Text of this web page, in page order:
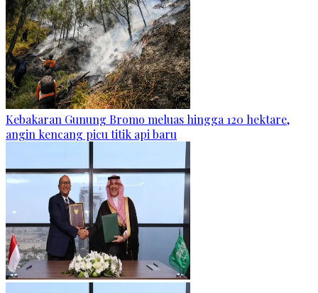
Kebakaran Gunung Bromo meluas hingga 120 hektare,
angin kencang picu titik api baru